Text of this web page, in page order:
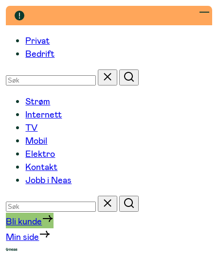
Hopp
til
innholdPrivat
Bedrift
Søk
etter
Tilbakestill
Søk
Strøm
Internett
TV
Mobil
Elektro
Kontakt
Jobb i Neas
Søk
etter
Tilbakestill
Søk
Bli kunde
Min side